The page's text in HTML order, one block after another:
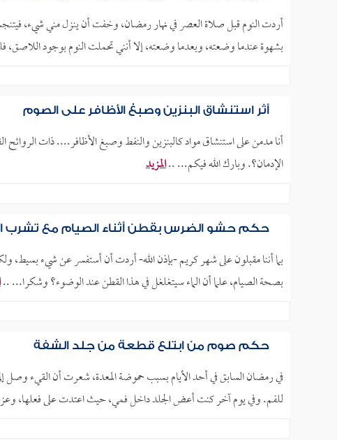
أردت النوم قبل صلاة العصر في نهار رمضان، وخفت أن ينزل مني شيء،
بشهوة عندما وضعته، وبعدما وضعته، إلا أنني تحملت النوم بوجود
أثر استنشاق البنزين وصبغ الأظافر على الصوم
أنا مدمن على استنشاق مواد كالبنزين والنفط وصبغ الأظافر.... ذات
الإدمان؟. وبارك الله فيكم... ..المزيد
حكم حشو الضرس بقطن أثناء الصيام مع تشرب
بما أننا مقبلون على شهر كريم -بإذن الله- أردت أن أستفسر عن شيء
بصحة الصيام، علما أن الماء سيتغلغل في هذا القطن عند الوضوء؟ وشكرا... ..
حكم صوم من ابتلع قطعة من جلد الشفة
في رمضان السابق في أحد الأيام بسبب حموضة المعدة، شعرت أن القيء وصل
للفم. وفي يوم آخر كنت أعض الجلد داخل فمي، حيث اعتدت على فعلها،